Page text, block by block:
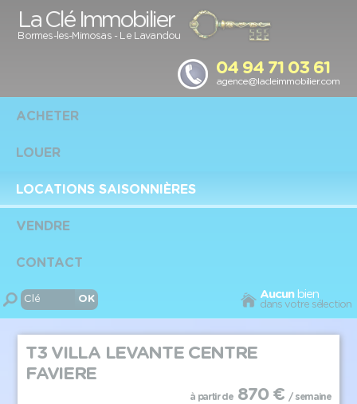
La Clé Immobilier
Bormes-les-Mimosas- Le Lavandou
04 94 71 03 61
agence@lacleimmobilier.com
ACHETER
LOUER
LOCATIONS SAISONNIÈRES
VENDRE
CONTACT
Aucunbien
dans votre sélection
T3 VILLA LEVANTE CENTRE
FAVIERE
à partir de870 € / semaine